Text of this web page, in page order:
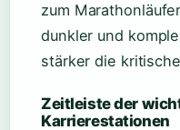
zum
dunkler und
stärker die
Zeitleiste der
Karrierestationen